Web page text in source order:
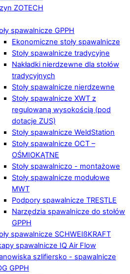
ZOTECH
spawalnicze GPPH
Ekonomiczne stoły spawalnicze
Stoły spawalnicze tradycyjne
Nakładki nierdzewne dla stołów
tradycyjnych
Stoły spawalnicze nierdzewne
Stoły spawalnicze XWT z
regulowaną wysokością (pod
dotacje ZUS)
Stoły spawalnicze WeldStation
Stoły spawalnicze OCT –
OŚMIOKĄTNE
Stoły spawalniczo - montażowe
Stoły spawalnicze modułowe
MWT
Podpory spawalnicze TRESTLE
Narzędzia spawalnicze do stołów
GPPH
spawalnicze SCHWEIßKRAFT
spawalnicze IQ Air Flow
szlifiersko - spawalnicze
GPPH